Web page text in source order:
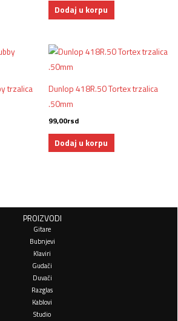
Dodaj u korpu
trzalica
Dunlop 418R.50 Tortex trzalica
.50mm
99,00rsd
Dodaj u korpu
PROIZVODI
Gitare
Bubnjevi
Klaviri
Gudači
Duvači
Razglas
Kablovi
Studio